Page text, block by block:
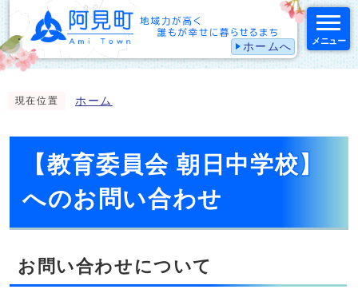
ホームへ メニュー
現在位置 ホーム
【教育委員会 朝日中学校】
へのお問い合わせ
お問い合わせについて